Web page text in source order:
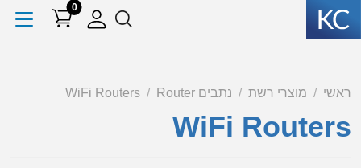
0
ראשי מוצרי רשת נתבים Router WiFi Routers
WiFi Routers